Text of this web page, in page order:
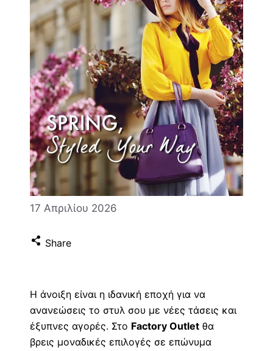
17 Απριλίου 2026
Share
Η άνοιξη είναι η ιδανική εποχή για να
ανανεώσεις το στυλ σου με νέες τάσεις και
έξυπνες αγορές. Στο Factory Outlet θα
βρεις μοναδικές επιλογές σε επώνυμα